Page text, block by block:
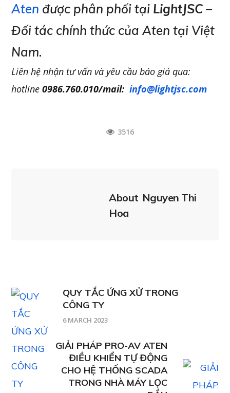
Aten được phân phối tại LightJSC –
Đối tác chính thức của Aten tại Việt
Nam.
Liên hệ nhận tư vấn và yêu cầu báo giá qua:
hotline 0986.760.010/mail: info@lightjsc.com
3516
About Nguyen Thi
Hoa
QUY TẮC ỨNG XỬ TRONG
CÔNG TY
6 MARCH 2023
GIẢI PHÁP PRO-AV ATEN
ĐIỀU KHIỂN TỰ ĐỘNG
CHO HỆ THỐNG SCADA
TRONG NHÀ MÁY LỌC